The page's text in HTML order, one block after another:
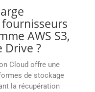
fournisseurs
AWS S3,
Drive ?
Cloud offre une
de stockage
la récupération